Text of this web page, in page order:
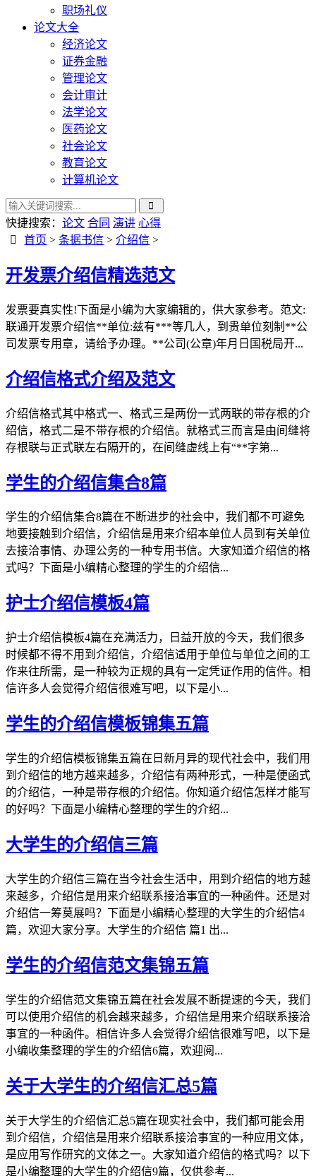
职场礼仪
论文大全
经济论文
证券金融
管理论文
会计审计
法学论文
医药论文
社会论文
教育论文
计算机论文
快捷搜索： 论文 合同 演讲 心得
首页 >条据书信 >介绍信 >
开发票介绍信精选范文
发票要真实性!下面是小编为大家编辑的，供大家参考。范文:
联通开发票介绍信**单位:兹有***等几人，到贵单位刻制**公
司发票专用章，请给予办理。**公司(公章)年月日国税局开...
介绍信格式介绍及范文
介绍信格式其中格式一、格式三是两份一式两联的带存根的介
绍信，格式二是不带存根的介绍信。就格式三而言是由间缝将
存根联与正式联左右隔开的，在间缝虚线上有“**字第...
学生的介绍信集合8篇
学生的介绍信集合8篇在不断进步的社会中，我们都不可避免
地要接触到介绍信，介绍信是用来介绍本单位人员到有关单位
去接洽事情、办理公务的一种专用书信。大家知道介绍信的格
式吗？下面是小编精心整理的学生的介绍信...
护士介绍信模板4篇
护士介绍信模板4篇在充满活力，日益开放的今天，我们很多
时候都不得不用到介绍信，介绍信适用于单位与单位之间的工
作来往所需，是一种较为正规的具有一定凭证作用的信件。相
信许多人会觉得介绍信很难写吧，以下是小...
学生的介绍信模板锦集五篇
学生的介绍信模板锦集五篇在日新月异的现代社会中，我们用
到介绍信的地方越来越多，介绍信有两种形式，一种是便函式
的介绍信，一种是带存根的介绍信。你知道介绍信怎样才能写
的好吗？下面是小编精心整理的学生的介绍...
大学生的介绍信三篇
大学生的介绍信三篇在当今社会生活中，用到介绍信的地方越
来越多，介绍信是用来介绍联系接洽事宜的一种函件。还是对
介绍信一筹莫展吗？下面是小编精心整理的大学生的介绍信4
篇，欢迎大家分享。大学生的介绍信 篇1 出...
学生的介绍信范文集锦五篇
学生的介绍信范文集锦五篇在社会发展不断提速的今天，我们
可以使用介绍信的机会越来越多，介绍信是用来介绍联系接洽
事宜的一种函件。相信许多人会觉得介绍信很难写吧，以下是
小编收集整理的学生的介绍信6篇，欢迎阅...
关于大学生的介绍信汇总5篇
关于大学生的介绍信汇总5篇在现实社会中，我们都可能会用
到介绍信，介绍信是用来介绍联系接洽事宜的一种应用文体，
是应用写作研究的文体之一。大家知道介绍信的格式吗？以下
是小编整理的大学生的介绍信9篇，仅供参考...